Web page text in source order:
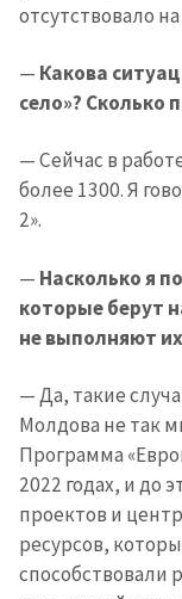
отсутствовало
— Какова
село»? Сколько
— Сейчас в
более 1300. Я
2».
— Насколько я
которые берут
не выполняют
— Да, такие
Молдова не так
Программа
2022 годах, и до
проектов и
ресурсов,
способствовали